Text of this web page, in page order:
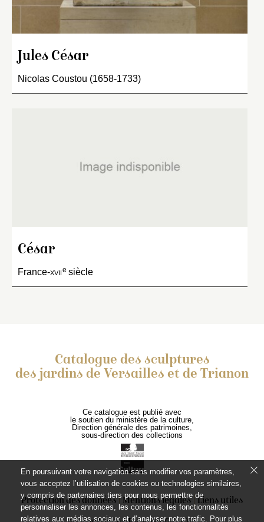
Jules César
Nicolas Coustou (1658-1733)
César
France-xviie siècle
Catalogue des sculptures
des jardins de Versailles et de Trianon
Ce catalogue est publié avec
le soutien du ministère de la culture,
Direction générale des patrimoines,
sous-direction des collections
Protection des données Mentions légales Liens utiles
En poursuivant votre navigation sans modifier vos paramètres,
vous acceptez l’utilisation de cookies ou technologies similaires,
y compris de partenaires tiers pour nous permettre de
personnaliser les annonces, les contenus, les fonctionnalités
relatives aux médias sociaux et d’analyser notre trafic. Pour plus